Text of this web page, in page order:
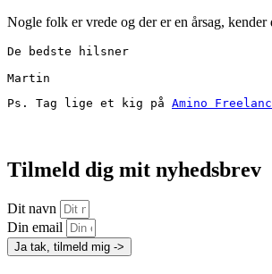
Nogle folk er vrede og der er en årsag, kender
De bedste hilsner
Martin
Ps. Tag lige et kig på Amino
Tilmeld dig mit nyhedsbrev
Dit navn
Din email
Ja tak, tilmeld mig ->